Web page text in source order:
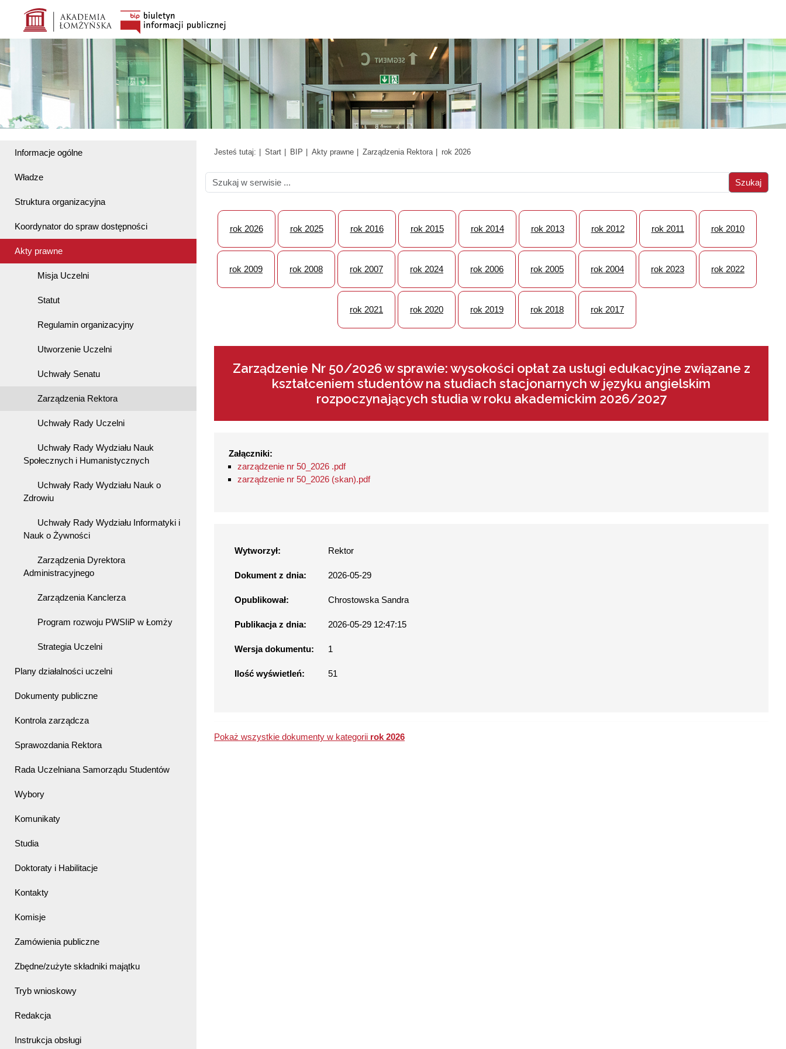
Informacje ogólne
Władze
Struktura organizacyjna
Koordynator do spraw dostępności
Akty prawne
Misja Uczelni
Statut
Regulamin organizacyjny
Utworzenie Uczelni
Uchwały Senatu
Zarządzenia Rektora
Uchwały Rady Uczelni
Uchwały Rady Wydziału Nauk
Społecznych i Humanistycznych
Uchwały Rady Wydziału Nauk o
Zdrowiu
Uchwały Rady Wydziału Informatyki i
Nauk o Żywności
Zarządzenia Dyrektora
Administracyjnego
Zarządzenia Kanclerza
Program rozwoju PWSIiP w Łomży
Strategia Uczelni
Plany działalności uczelni
Dokumenty publiczne
Kontrola zarządcza
Sprawozdania Rektora
Rada Uczelniana Samorządu Studentów
Wybory
Komunikaty
Studia
Doktoraty i Habilitacje
Kontakty
Komisje
Zamówienia publiczne
Zbędne/zużyte składniki majątku
Tryb wnioskowy
Redakcja
Instrukcja obsługi
Jesteś tutaj: Start BIP Akty prawne Zarządzenia Rektora rok 2026
rok 2026 rok 2025 rok 2016 rok 2015 rok 2014 rok 2013 rok 2012 rok 2011 rok 2010
rok 2009 rok 2008 rok 2007 rok 2024 rok 2006 rok 2005 rok 2004 rok 2023 rok 2022
rok 2021 rok 2020 rok 2019 rok 2018 rok 2017
Zarządzenie Nr 50/2026 w sprawie: wysokości opłat za usługi edukacyjne związane z
kształceniem studentów na studiach stacjonarnych w języku angielskim
rozpoczynających studia w roku akademickim 2026/2027
Załączniki:
zarządzenie nr 50_2026 .pdf
zarządzenie nr 50_2026 (skan).pdf
Wytworzył: Rektor
Dokument z dnia: 2026-05-29
Opublikował: Chrostowska Sandra
Publikacja z dnia: 2026-05-29 12:47:15
Wersja dokumentu: 1
Ilość wyświetleń: 51
Pokaż wszystkie dokumenty w kategorii rok 2026